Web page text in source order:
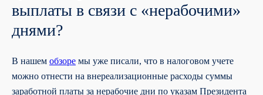
выплаты в связи с «нерабочими»
днями?
В нашем обзоре мы уже писали, что в налоговом учете
можно отнести на внереализационные расходы суммы
заработной платы за нерабочие дни по указам Президента